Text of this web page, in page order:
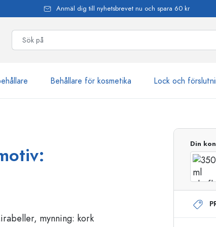
Anmäl dig till nyhetsbrevet nu och spara 60 kr
Behållare för kosmetika Lock och
Estal-flaskor
Sprayflaskor
Airless dispenser
Roll on-flaskor
Din